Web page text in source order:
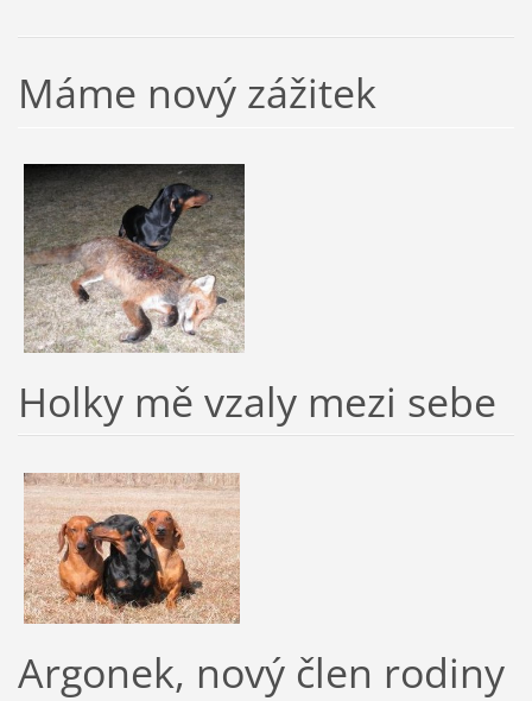
Máme nový zážitek
Holky mě vzaly mezi sebe
Argonek, nový člen rodiny